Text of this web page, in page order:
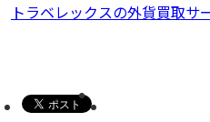
トラベレックスの外貨買取サ